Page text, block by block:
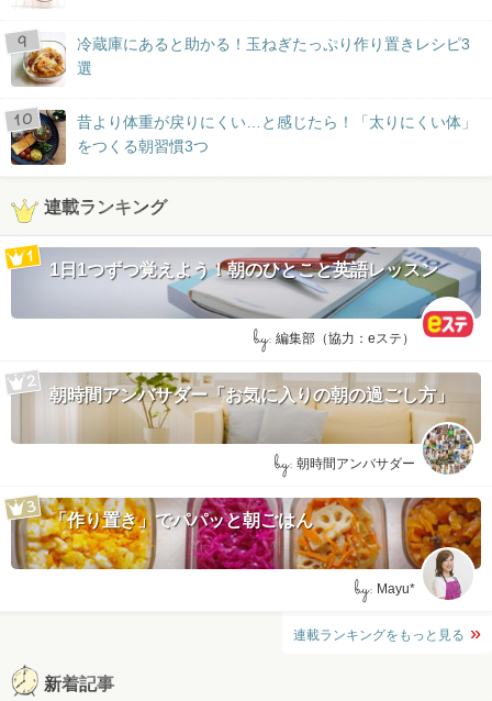
冷蔵庫にあると助かる！玉ねぎたっぷり作り置きレシピ3
選
昔より体重が戻りにくい…と感じたら！「太りにくい体」
をつくる朝習慣3つ
連載ランキング
1日1つずつ覚えよう！朝のひとこと英語レッスン
by: 編集部（協力：eステ）
朝時間アンバサダー「お気に入りの朝の過ごし方」
by: 朝時間アンバサダー
「作り置き」でパパッと朝ごはん
by: Mayu*
連載ランキングをもっと見る
新着記事